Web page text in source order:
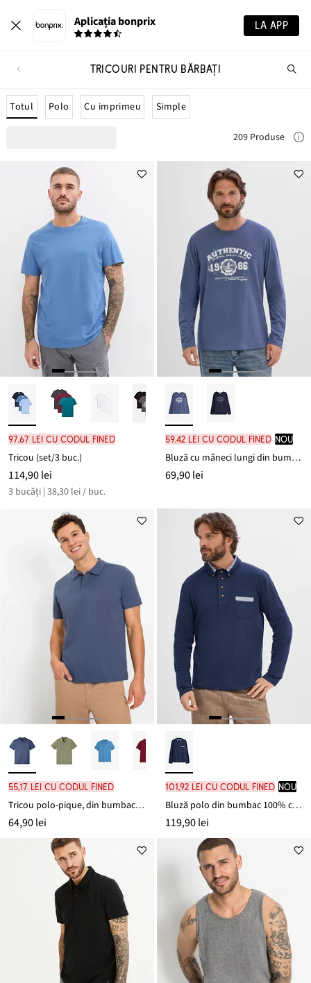
Aplicația bonprix LA APP
TRICOURI PENTRU BĂRBAŢI
Totul Polo Cu imprimeu Simple
209 Produse
97,67 lei cu codul FINED
Tricou (set/3 buc.)
114,90 lei
3 bucăți | 38,30 lei / buc.
59,42 lei cu codul FINED nou
Bluză cu mâneci lungi din bumbac organic 100%
69,90 lei
55,17 lei cu codul FINED
Tricou polo-pique, din bumbac organic 100%
64,90 lei
101,92 lei cu codul FINED nou
Bluză polo din bumbac 100% cu detalii în carouri
119,90 lei